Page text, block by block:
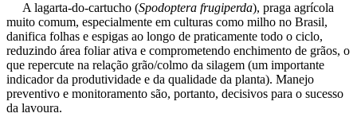
A lagarta-do-cartucho (Spodoptera frugiperda), praga agrícola
muito comum, especialmente em culturas como milho no Brasil,
danifica folhas e espigas ao longo de praticamente todo o ciclo,
reduzindo área foliar ativa e comprometendo enchimento de grãos, o
que repercute na relação grão/colmo da silagem (um importante
indicador da produtividade e da qualidade da planta). Manejo
preventivo e monitoramento são, portanto, decisivos para o sucesso
da lavoura.